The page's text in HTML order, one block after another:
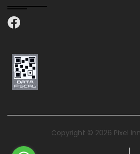
Copyright © 2026 Pixel